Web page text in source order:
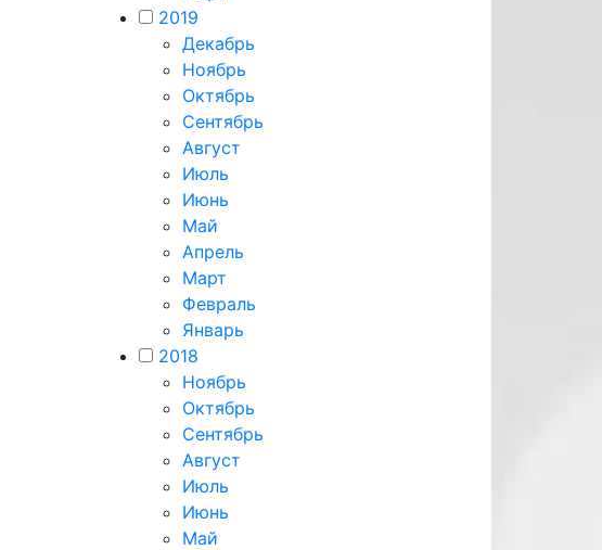
2019
Декабрь
Ноябрь
Октябрь
Сентябрь
Август
Июль
Июнь
Май
Апрель
Март
Февраль
Январь
2018
Ноябрь
Октябрь
Сентябрь
Август
Июль
Июнь
Май